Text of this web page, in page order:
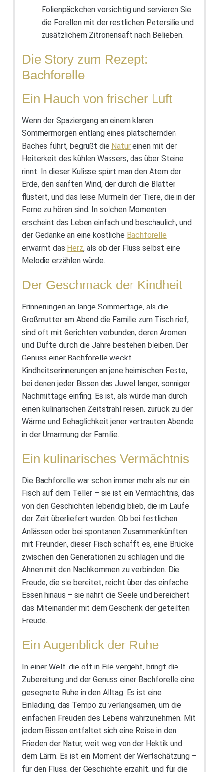
Folienpäckchen vorsichtig und servieren Sie
die Forellen mit der restlichen Petersilie und
zusätzlichem Zitronensaft nach Belieben.
Die Story zum Rezept:
Bachforelle
Ein Hauch von frischer Luft
Wenn der Spaziergang an einem klaren
Sommermorgen entlang eines plätschernden
Baches führt, begrüßt die Natureinen mit der
Heiterkeit des kühlen Wassers, das über Steine
rinnt. In dieser Kulisse spürt man den Atem der
Erde, den sanften Wind, der durch die Blätter
flüstert, und das leise Murmeln der Tiere, die in der
Ferne zu hören sind. In solchen Momenten
erscheint das Leben einfach und beschaulich, und
der Gedanke an eine köstliche Bachforelle
erwärmt das Herz, als ob der Fluss selbst eine
Melodie erzählen würde.
Der Geschmack der Kindheit
Erinnerungen an lange Sommertage, als die
Großmutter am Abend die Familie zum Tisch rief,
sind oft mit Gerichten verbunden, deren Aromen
und Düfte durch die Jahre bestehen bleiben. Der
Genuss einer Bachforelle weckt
Kindheitserinnerungen an jene heimischen Feste,
bei denen jeder Bissen das Juwel langer, sonniger
Nachmittage einfing. Es ist, als würde man durch
einen kulinarischen Zeitstrahl reisen, zurück zu der
Wärme und Behaglichkeit jener vertrauten Abende
in der Umarmung der Familie.
Ein kulinarisches Vermächtnis
Die Bachforelle war schon immer mehr als nur ein
Fisch auf dem Teller – sie ist ein Vermächtnis, das
von den Geschichten lebendig blieb, die im Laufe
der Zeit überliefert wurden. Ob bei festlichen
Anlässen oder bei spontanen Zusammenkünften
mit Freunden, dieser Fisch schafft es, eine Brücke
zwischen den Generationen zu schlagen und die
Ahnen mit den Nachkommen zu verbinden. Die
Freude, die sie bereitet, reicht über das einfache
Essen hinaus – sie nährt die Seele und bereichert
das Miteinander mit dem Geschenk der geteilten
Freude.
Ein Augenblick der Ruhe
In einer Welt, die oft in Eile vergeht, bringt die
Zubereitung und der Genuss einer Bachforelle eine
gesegnete Ruhe in den Alltag. Es ist eine
Einladung, das Tempo zu verlangsamen, um die
einfachen Freuden des Lebens wahrzunehmen. Mit
jedem Bissen entfaltet sich eine Reise in den
Frieden der Natur, weit weg von der Hektik und
dem Lärm. Es ist ein Moment der Wertschätzung –
für den Fluss, der Geschichte erzählt, und für die